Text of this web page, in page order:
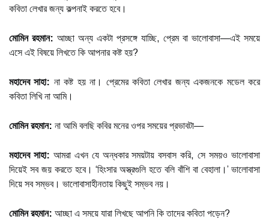
কবিতা লেখার জন্য কল্পনাই করতে হবে।
মোমিন রহমান: আচ্ছা অন্য একটা প্রসঙ্গে যাচ্ছি, প্রেম বা ভালোবাসা—এই সময়ে
এসে এই বিষয়ে লিখতে কি আপনার কষ্ট হয়?
মহাদেব সাহা: না কষ্ট হয় না। প্রেমের কবিতা লেখার জন্য একজনকে মডেল করে
কবিতা লিখি না আমি।
মোমিন রহমান: না আমি বলছি কবির মনের ওপর সময়ের প্রভাবটা—
মহাদেব সাহা: আমরা এখন যে অন্ধকার সময়টায় বসবাস করি, সে সময়ও ভালোবাসা
দিয়েই সব জয় করতে হবে। ‘হিংসার অস্ত্রগুলি হতে বলি বাঁশি বা বেহালা।’ ভালোবাসা
দিয়ে সব সম্ভব। ভালোবাসাহীনতায় কিছুই সম্ভব নয়।
মোমিন রহমান: আচ্ছা এ সময়ে যারা লিখছে আপনি কি তাদের কবিতা পড়েন?